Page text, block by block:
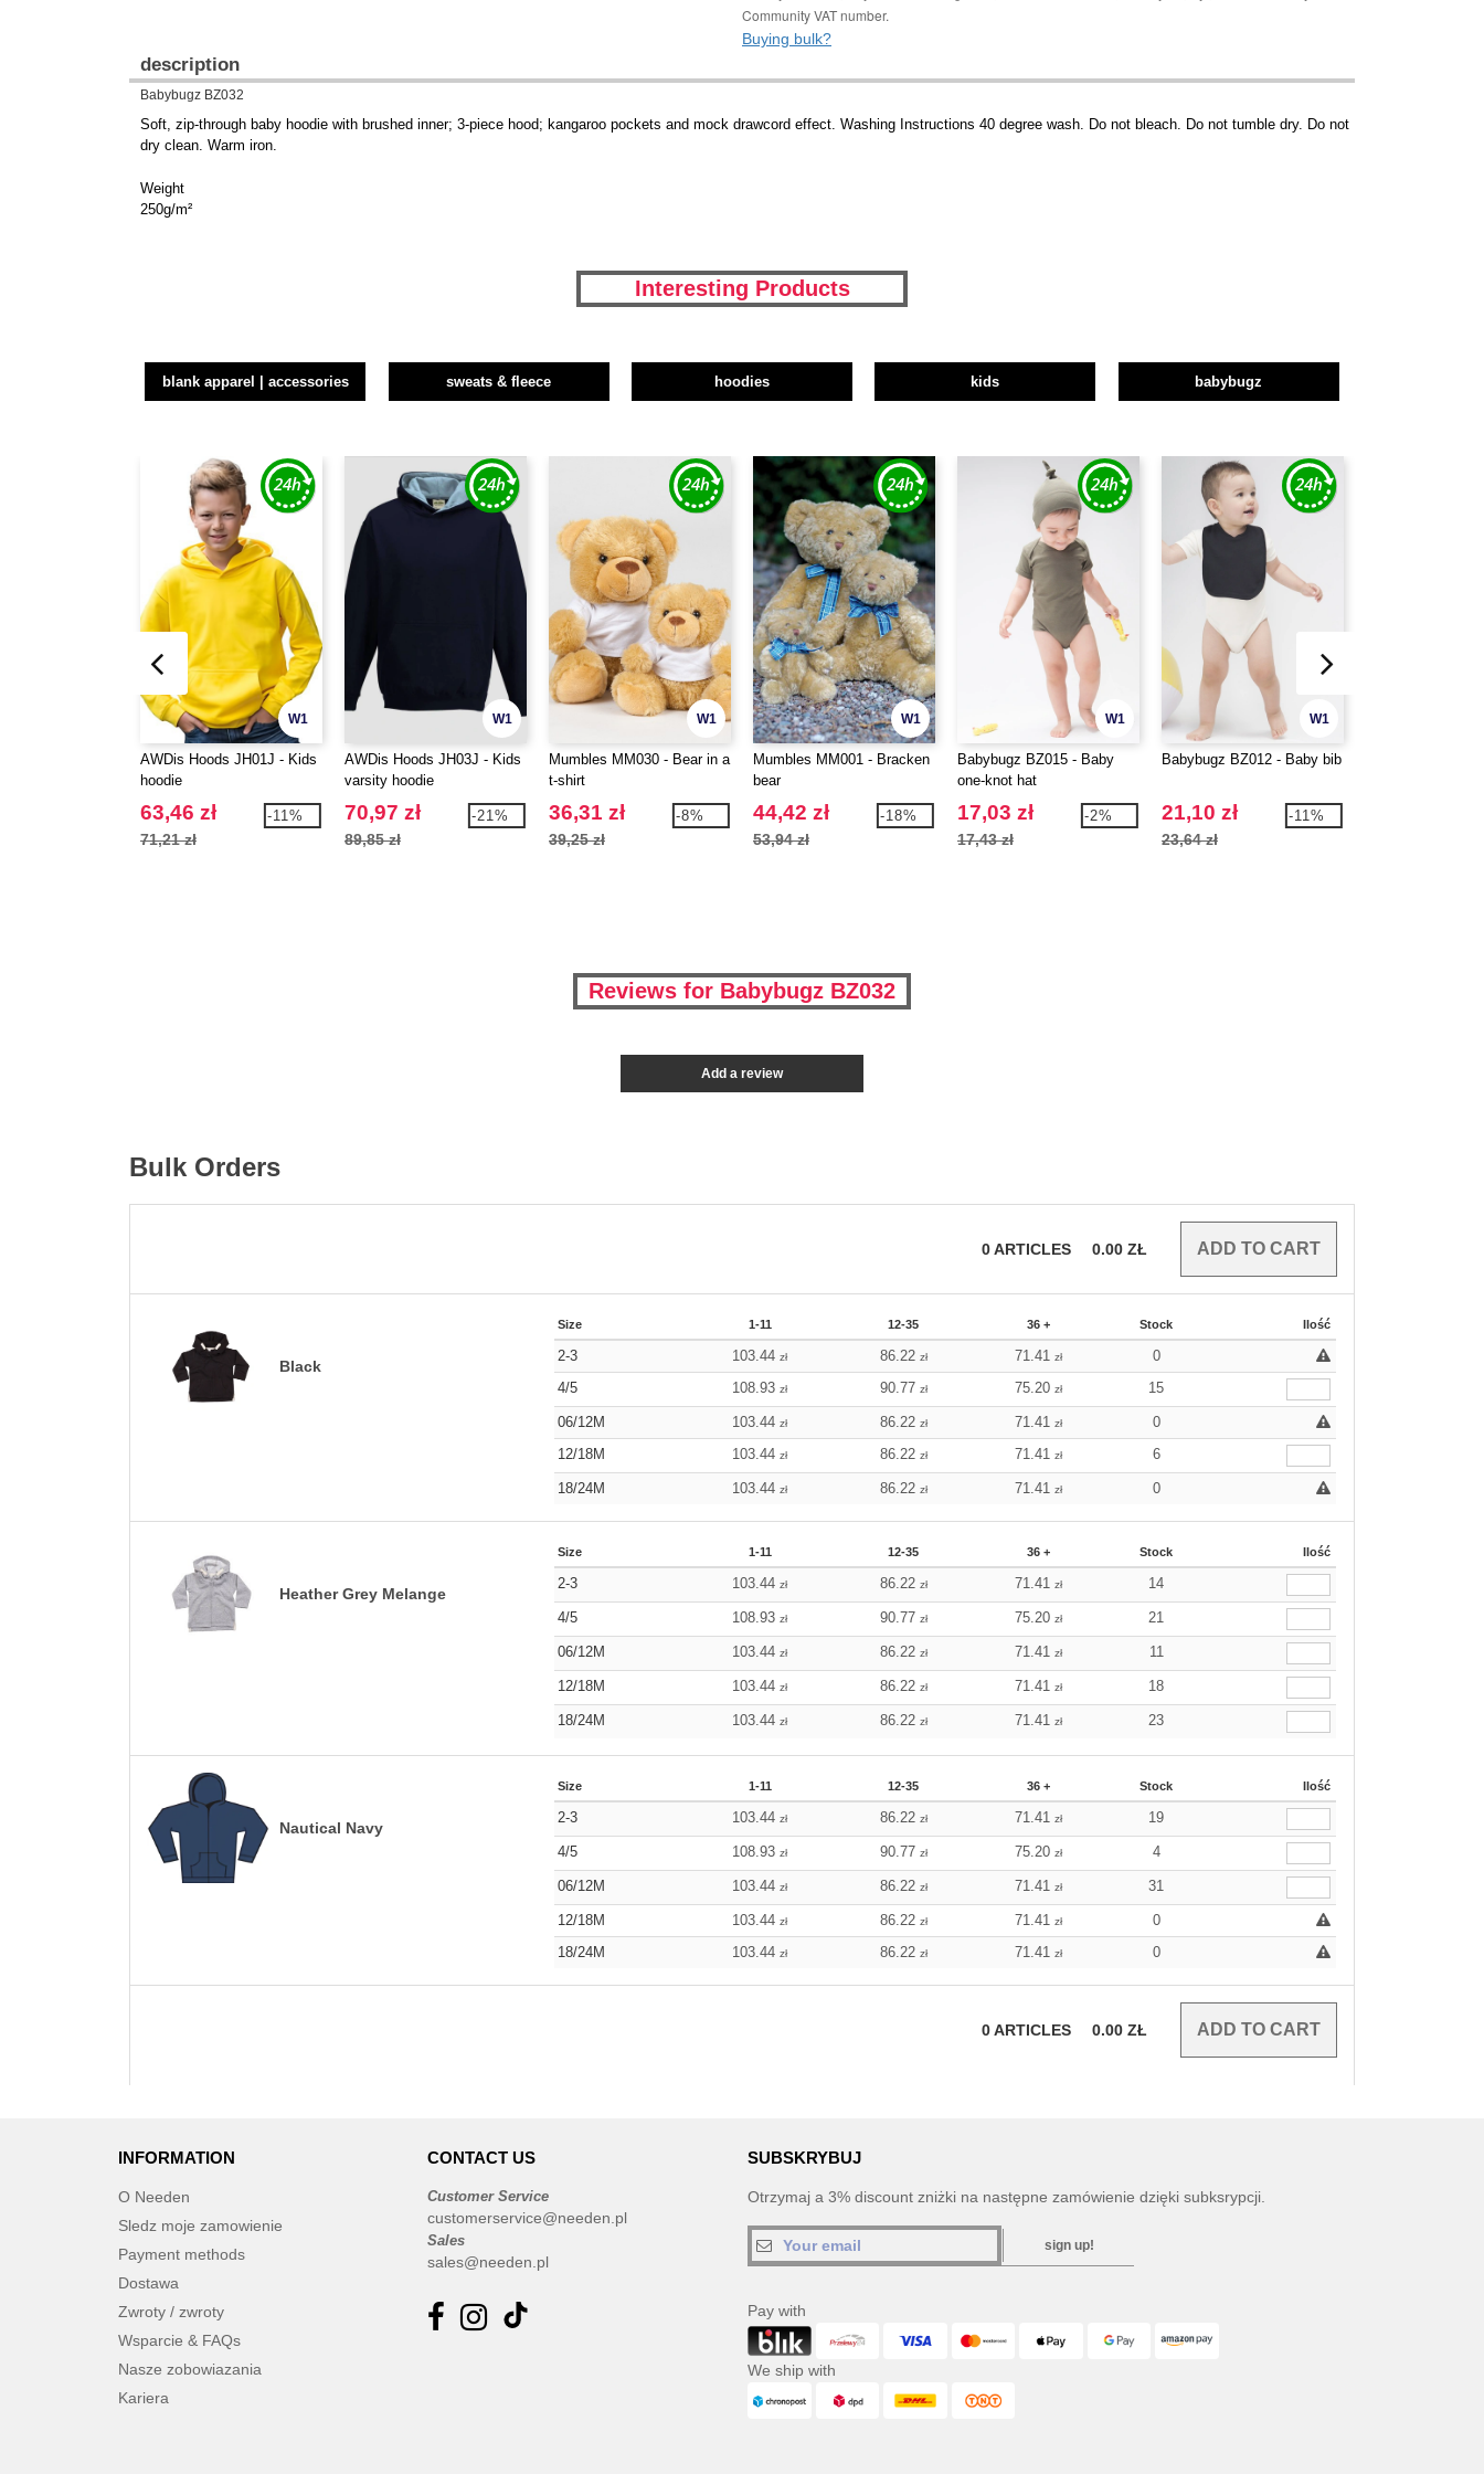
Community VAT number.
Buying bulk?
description
Babybugz BZ032
Soft, zip-through baby hoodie with brushed inner; 3-piece hood; kangaroo pockets and mock drawcord effect. Washing Instructions 40 degree wash. Do not bleach. Do not tumble dry. Do not
dry clean. Warm iron.
Weight
250g/m²
Interesting Products
blank apparel | accessories sweats & fleece hoodies kids babybugz
W1
AWDis Hoods JH01J - Kids
hoodie
63,46 zł
71,21 zł
-11%
W1
AWDis Hoods JH03J - Kids
varsity hoodie
70,97 zł
89,85 zł
-21%
W1
Mumbles MM030 - Bear in a
t-shirt
36,31 zł
39,25 zł
-8%
W1
Mumbles MM001 - Bracken
bear
44,42 zł
53,94 zł
-18%
W1
Babybugz BZ015 - Baby
one-knot hat
17,03 zł
17,43 zł
-2%
W1
Babybugz BZ012 - Baby bib
21,10 zł
23,64 zł
-11%
Reviews for Babybugz BZ032
Add a review
Bulk Orders
0ARTICLES 0.00 ZŁ
Black
Size 1-11 12-35 36 + Stock Ilość
2-3 103.44zł 86.22 zł 71.41 zł
0
4/5
108.93zł 90.77 zł 75.20 zł 15
06/12M 103.44zł 86.22 zł 71.41 zł
0
12/18M
103.44zł 86.22 zł 71.41 zł 6
18/24M 103.44zł 86.22 zł 71.41 zł 0
Heather Grey Melange
Size 1-11 12-35 36 + Stock Ilość
2-3 103.44zł 86.22 zł 71.41 zł 14
4/5 108.93zł 90.77 zł 75.20 zł 21
06/12M 103.44zł 86.22 zł 71.41 zł 11
12/18M 103.44zł 86.22 zł 71.41 zł 18
18/24M 103.44zł 86.22 zł 71.41 zł 23
Nautical Navy
Size 1-11 12-35 36 + Stock Ilość
2-3 103.44zł 86.22 zł 71.41 zł 19
4/5 108.93zł 90.77 zł 75.20 zł 4
06/12M 103.44zł 86.22 zł 71.41 zł 31
12/18M 103.44zł 86.22 zł 71.41 zł
0
18/24M
103.44zł 86.22 zł 71.41 zł 0
0ARTICLES 0.00 ZŁ
INFORMATION
O Needen
Sledz moje zamowienie
Payment methods
Dostawa
Zwroty / zwroty
Wsparcie & FAQs
Nasze zobowiazania
Kariera
CONTACT US
Customer Service
customerservice@needen.pl
Sales
sales@needen.pl
SUBSKRYBUJ
Otrzymaj a 3% discount zniżki na następne zamówienie dzięki subksrypcji.
sign up!
Pay with
We ship with